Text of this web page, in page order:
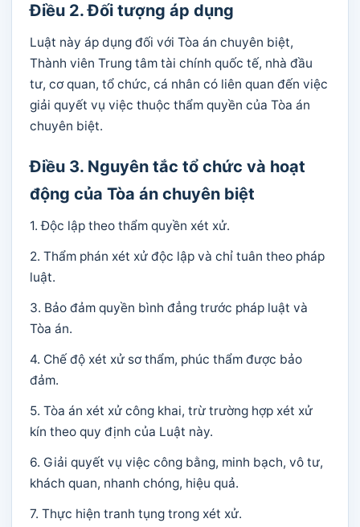
Điều 2. Đối tượng áp dụng
Luật này áp dụng đối với Tòa án chuyên biệt,
Thành viên Trung tâm tài chính quốc tế, nhà đầu
tư, cơ quan, tổ chức, cá nhân có liên quan đến việc
giải quyết vụ việc thuộc thẩm quyền của Tòa án
chuyên biệt.
Điều 3. Nguyên tắc tổ chức và hoạt
động của Tòa án chuyên biệt
1. Độc lập theo thẩm quyền xét xử.
2. Thẩm phán xét xử độc lập và chỉ tuân theo pháp
luật.
3. Bảo đảm quyền bình đẳng trước pháp luật và
Tòa án.
4. Chế độ xét xử sơ thẩm, phúc thẩm được bảo
đảm.
5. Tòa án xét xử công khai, trừ trường hợp xét xử
kín theo quy định của Luật này.
6. Giải quyết vụ việc công bằng, minh bạch, vô tư,
khách quan, nhanh chóng, hiệu quả.
7. Thực hiện tranh tụng trong xét xử.